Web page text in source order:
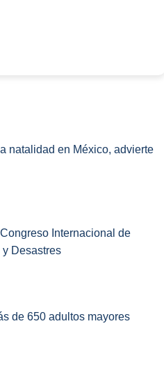
natalidad en México, advierte
Internacional de
Desastres
de 650 adultos mayores